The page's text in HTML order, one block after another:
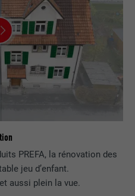
PREFA, la rénovation des
jeu d’enfant.
aussi plein la vue.
un identifiant unique utilisé
des données statistiques
dont l'utilisateur utilise le
de tester si le navigateur
de cookies. Ne
élément d'identification.
la langue choisie par
pour un site Internet.